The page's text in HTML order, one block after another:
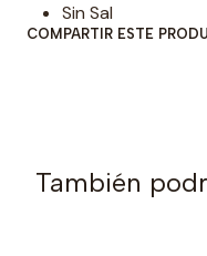
Sin Sal
COMPARTIR ESTE
También